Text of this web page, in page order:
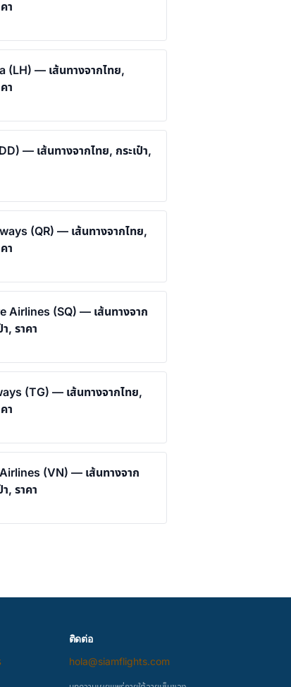
า
(LH) — เส้นทางจากไทย,
า
— เส้นทางจากไทย, กระเป๋า,
(QR) — เส้นทางจากไทย,
า
Airlines (SQ) — เส้นทางจาก
, ราคา
(TG) — เส้นทางจากไทย,
า
(VN) — เส้นทางจาก
, ราคา
ติดต่อ
hola@siamflights.com